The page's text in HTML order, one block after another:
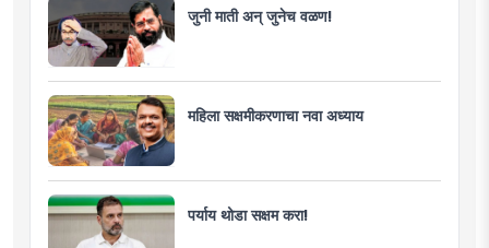
जुनी माती अन् जुनेच वळण!
महिला सक्षमीकरणाचा नवा अध्याय
पर्याय थोडा सक्षम करा!